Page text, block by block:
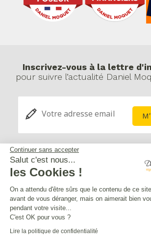
Continuer sans accepter
Salut c'est nous...
les Cookies !
On a attendu d'être sûrs que le contenu de ce
avant de vous déranger, mais on aimerait bien
pendant votre visite...
C'est OK pour vous ?
Lire la politique de confidentialité
Inscrivez-vous à la lettre
pour suivre l’actualité Daniel
Service après-vente
Mentions légales
Crédits Agence de